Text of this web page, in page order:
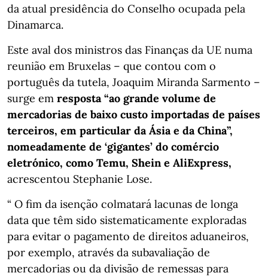
da atual presidência do Conselho ocupada pela
Dinamarca.
Este aval dos ministros das Finanças da UE numa
reunião em Bruxelas – que contou com o
português da tutela, Joaquim Miranda Sarmento –
surge em resposta “ao grande volume de
mercadorias de baixo custo importadas de países
terceiros, em particular da Ásia e da China”,
nomeadamente de ‘gigantes’ do comércio
eletrónico, como Temu, Shein e AliExpress,
acrescentou Stephanie Lose.
“ O fim da isenção colmatará lacunas de longa
data que têm sido sistematicamente exploradas
para evitar o pagamento de direitos aduaneiros,
por exemplo, através da subavaliação de
mercadorias ou da divisão de remessas para